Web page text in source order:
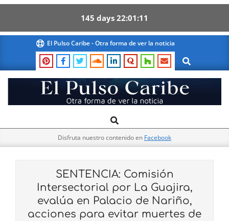
145 days 22 01 10
content
El Pulso Caribe - Otra forma de ver la noticia
Search
El
Pulso
Navigation
Search
Disfruta nuestro contenido en Facebook
SENTENCIA: Comisión
Intersectorial por La Guajira,
evalúa en Palacio de Nariño,
acciones para evitar muertes de